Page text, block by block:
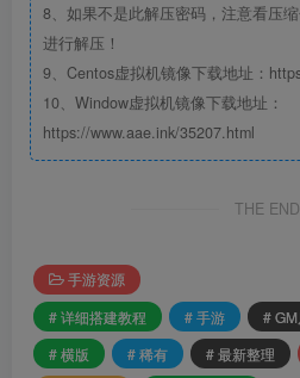
8、如果不是此解压密码，注意看压
进行解压！
9、Centos虚拟机镜像下载地址：
10、Window虚拟机镜像下载地址：
https://www.aae.ink/35207.html
THE END
手游资源
# 详细搭建教程
# 手游 #
# 横版
# 稀有 # 最新整理